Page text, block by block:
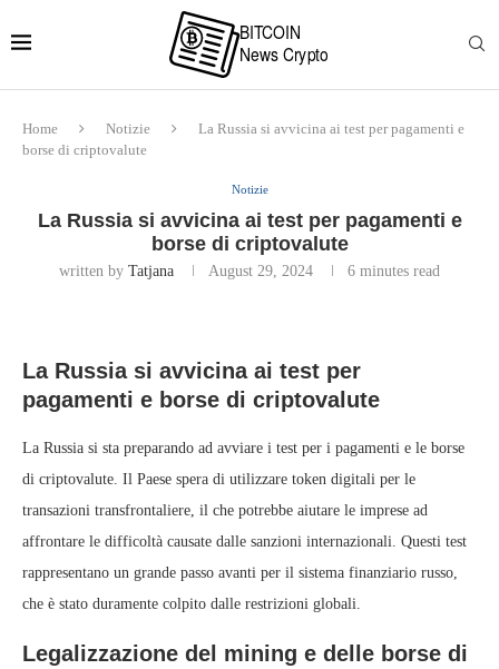
Home Notizie
La Russia si avvicina ai test per pagamenti e
borse di criptovalute
Notizie
La Russia si avvicina ai test per pagamenti e
borse di criptovalute
written by Tatjana August 29, 2024 6 minutes read
La Russia si avvicina ai test per
pagamenti e borse di criptovalute
La Russia si sta preparando ad avviare i test per i pagamenti e le borse
di criptovalute. Il Paese spera di utilizzare token digitali per le
transazioni transfrontaliere, il che potrebbe aiutare le imprese ad
affrontare le difficoltà causate dalle sanzioni internazionali. Questi test
rappresentano un grande passo avanti per il sistema finanziario russo,
che è stato duramente colpito dalle restrizioni globali.
Legalizzazione del mining e delle borse di